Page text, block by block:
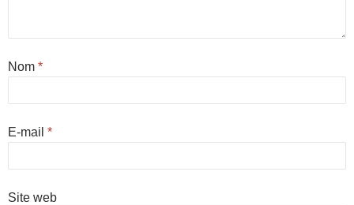
Nom *
E-mail *
Site web